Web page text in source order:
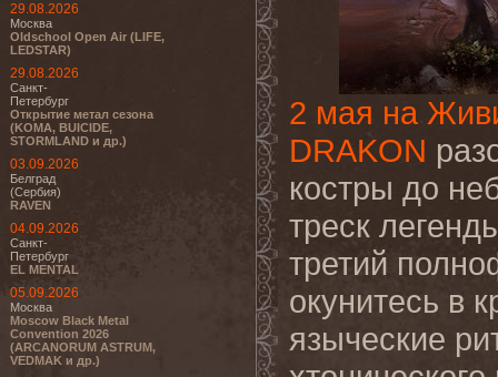
29.08.2026
Москва
Oldschool Open Air (LIFE,
LEDSTAR)
29.08.2026
Санкт-
Петербург
Открытие метал сезона
(KOMA, BUICIDE,
STORMLAND и др.)
03.09.2026
Белград
(Сербия)
RAVEN
04.09.2026
Санкт-
Петербург
EL MENTAL
05.09.2026
Москва
Moscow Black Metal
Convention 2026
(ARCANORUM ASTRUM,
VEDMAK и др.)
2 мая на
DRAKON
костры до
треск
третий
окунитесь в
языческие